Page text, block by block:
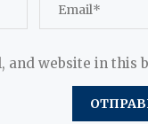
and website in